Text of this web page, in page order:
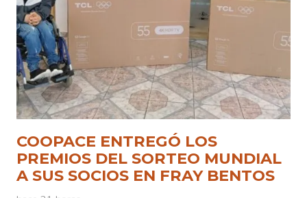
COOPACE ENTREGÓ LOS
PREMIOS DEL SORTEO MUNDIAL
A SUS SOCIOS EN FRAY BENTOS